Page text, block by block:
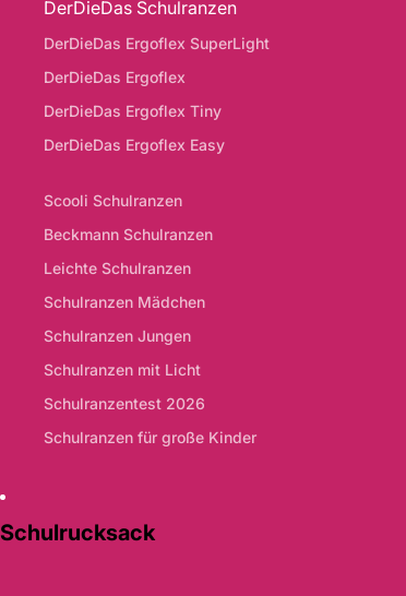
DerDieDas Schulranzen
DerDieDas Ergoflex SuperLight
DerDieDas Ergoflex
DerDieDas Ergoflex Tiny
DerDieDas Ergoflex Easy
Scooli Schulranzen
Beckmann Schulranzen
Leichte Schulranzen
Schulranzen Mädchen
Schulranzen Jungen
Schulranzen mit Licht
Schulranzentest 2026
Schulranzen für große Kinder
Schulrucksack